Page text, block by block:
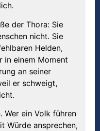
der Thora: Sie
nicht. Sie
Helden,
in einem Moment
an seiner
er schweigt,
Wer ein Volk führen
Würde ansprechen,